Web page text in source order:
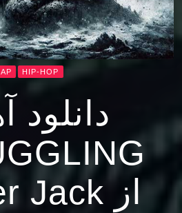
HIP-HOP
دانلود
از Parker Jack